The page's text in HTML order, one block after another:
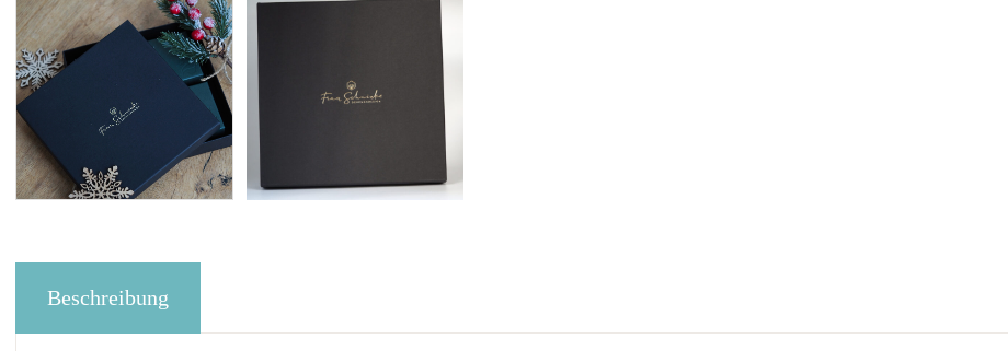
Beschreibung